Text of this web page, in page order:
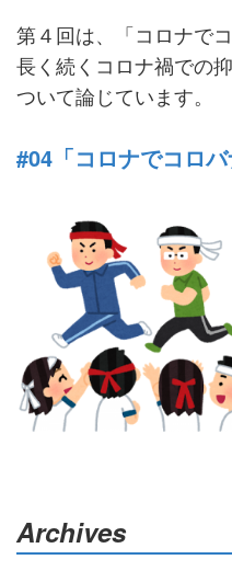
第４回は、「コロナで
長く続くコロナ禍での
ついて論じています。
#04「コロナでコロバ
Archives